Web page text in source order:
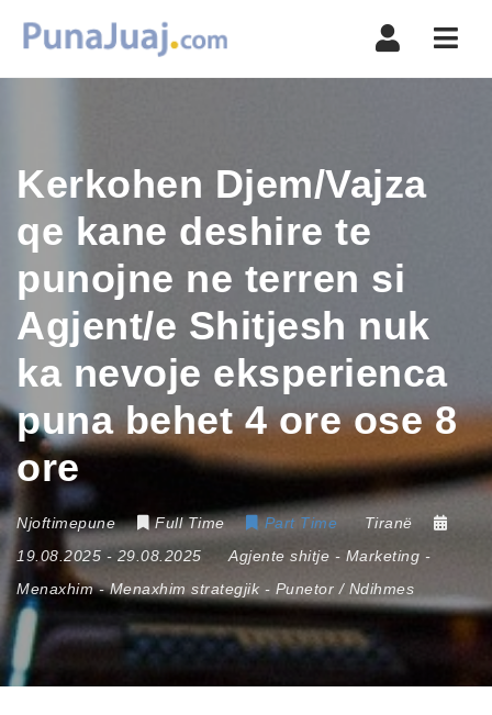
Kerkohen Djem/Vajza
qe kane deshire te
punojne ne terren si
Agjent/e Shitjesh nuk
ka nevoje eksperienca
puna behet 4 ore ose 8
ore
Njoftimepune Full Time Part Time
Tiranë
19.08.2025 - 29.08.2025 Agjente shitje - Marketing -
Menaxhim-Menaxhim strategjik - Punetor / Ndihmes